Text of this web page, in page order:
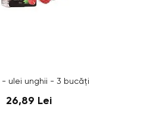
- ulei unghii - 3 bucăți
26,89 Lei